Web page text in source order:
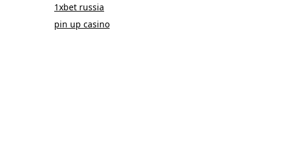
1xbet russia
pin up casino